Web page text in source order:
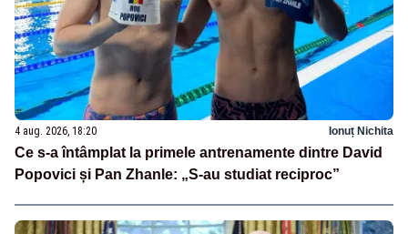
4 aug. 2026, 18:20 Ionuț Nichita
Ce s-a întâmplat la primele antrenamente dintre David
Popovici și Pan Zhanle: „S-au studiat reciproc”